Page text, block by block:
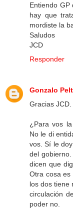
Entiendo
hay que
mordiste la
Saludos
JCD
Responder
Gonzalo
Gracias JCD.
¿Para vos
No le di
vos. Sí le
del
dicen que
Otra cosa es
los dos tiene
circulación
poder no.